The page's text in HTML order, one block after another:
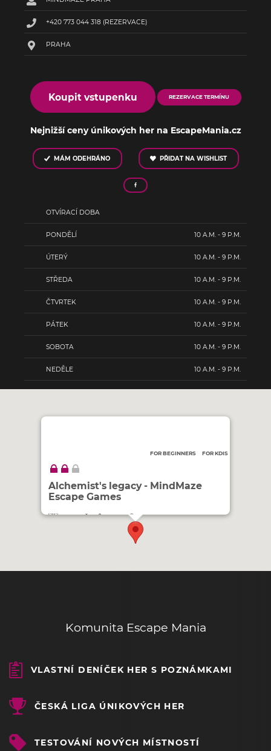
+420 773 044 318 (REZERVACE)
PRAHA
Koupit vstupenku REZERVACE TERMÍNU
Nejnižší ceny únikových her na EscapeMania.cz
MÁM ODEHRÁNO PŘIDAT NA WISHLIST
OTVÍRACÍ DOBA
PONDĚLÍ 10 A.M. - 9 P.M.
ÚTERÝ 10 A.M. - 9 P.M.
STŘEDA 10 A.M. - 9 P.M.
ČTVRTEK 10 A.M. - 9 P.M.
PÁTEK 10 A.M. - 9 P.M.
SOBOTA 10 A.M. - 9 P.M.
NEDĚLE 10 A.M. - 9 P.M.
FOR BEGINNERS FOR KDIS
Alchemist's legacy - MindMaze
Escape Games
1990 KČ 2–5 PRAHA
Komunita Escape Mania
VLASTNÍ DENÍČEK HER S POZNÁMKAMI
ČESKÁ LIGA ÚNIKOVÝCH HER
TESTOVÁNÍ NOVÝCH MÍSTNOSTÍ